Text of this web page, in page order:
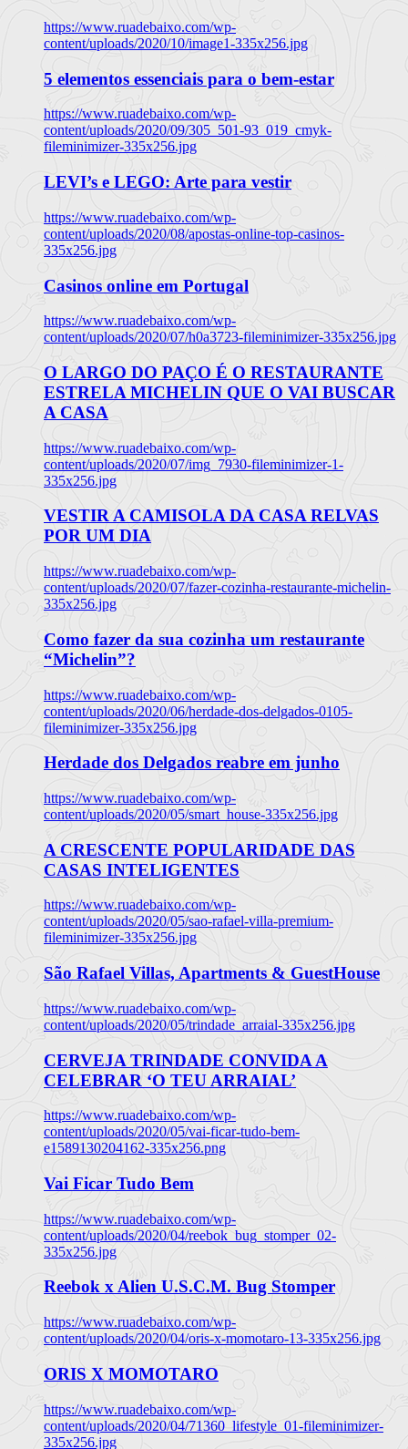
https://www.ruadebaixo.com/wp-
content/uploads/2020/10/image1-335x256.jpg
5 elementos essenciais para o bem-estar
https://www.ruadebaixo.com/wp-
content/uploads/2020/09/305_501-93_019_cmyk-
fileminimizer-335x256.jpg
LEVI’s e LEGO: Arte para vestir
https://www.ruadebaixo.com/wp-
content/uploads/2020/08/apostas-online-top-casinos-
335x256.jpg
Casinos online em Portugal
https://www.ruadebaixo.com/wp-
content/uploads/2020/07/h0a3723-fileminimizer-335x256.jpg
O LARGO DO PAÇO É O RESTAURANTE
ESTRELA MICHELIN QUE O VAI BUSCAR
A CASA
https://www.ruadebaixo.com/wp-
content/uploads/2020/07/img_7930-fileminimizer-1-
335x256.jpg
VESTIR A CAMISOLA DA CASA RELVAS
POR UM DIA
https://www.ruadebaixo.com/wp-
content/uploads/2020/07/fazer-cozinha-restaurante-michelin-
335x256.jpg
Como fazer da sua cozinha um restaurante
“Michelin”?
https://www.ruadebaixo.com/wp-
content/uploads/2020/06/herdade-dos-delgados-0105-
fileminimizer-335x256.jpg
Herdade dos Delgados reabre em junho
https://www.ruadebaixo.com/wp-
content/uploads/2020/05/smart_house-335x256.jpg
A CRESCENTE POPULARIDADE DAS
CASAS INTELIGENTES
https://www.ruadebaixo.com/wp-
content/uploads/2020/05/sao-rafael-villa-premium-
fileminimizer-335x256.jpg
São Rafael Villas, Apartments & GuestHouse
https://www.ruadebaixo.com/wp-
content/uploads/2020/05/trindade_arraial-335x256.jpg
CERVEJA TRINDADE CONVIDA A
CELEBRAR ‘O TEU ARRAIAL’
https://www.ruadebaixo.com/wp-
content/uploads/2020/05/vai-ficar-tudo-bem-
e1589130204162-335x256.png
Vai Ficar Tudo Bem
https://www.ruadebaixo.com/wp-
content/uploads/2020/04/reebok_bug_stomper_02-
335x256.jpg
Reebok x Alien U.S.C.M. Bug Stomper
https://www.ruadebaixo.com/wp-
content/uploads/2020/04/oris-x-momotaro-13-335x256.jpg
ORIS X MOMOTARO
https://www.ruadebaixo.com/wp-
content/uploads/2020/04/71360_lifestyle_01-fileminimizer-
335x256.jpg